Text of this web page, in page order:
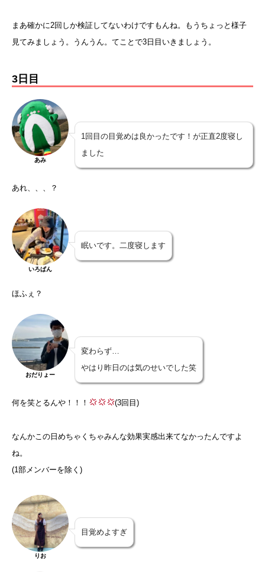
まあ確かに2回しか検証してないわけですもんね。もうちょっと様子
見てみましょう。うんうん。てことで3日目いきましょう。
3日目
あみ
1回目の目覚めは良かったです！が正直2度寝し
ました
あれ、、、？
いろぱん
眠いです。二度寝します
ほふぇ？
おだりょー
変わらず…
やはり昨日のは気のせいでした笑
何を笑とるんや！！！ (3回目)
なんかこの日めちゃくちゃみんな効果実感出来てなかったんですよ
ね。
(1部メンバーを除く)
りお
目覚めよすぎ